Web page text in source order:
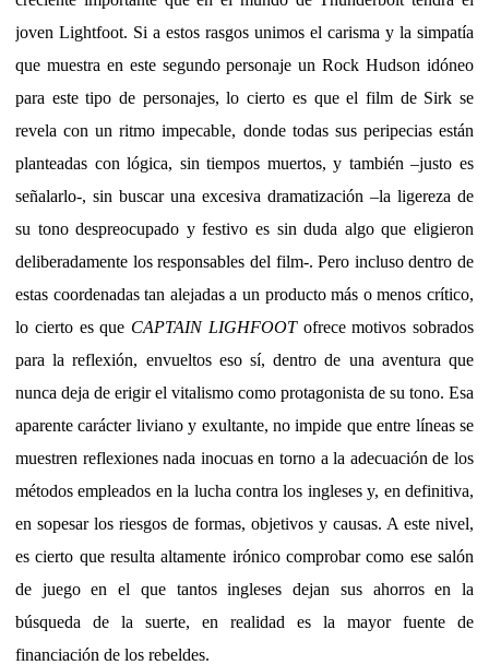
joven Lightfoot. Si a estos rasgos unimos el carisma y la simpatía
que muestra en este segundo personaje un Rock Hudson idóneo
para este tipo de personajes, lo cierto es que el film de Sirk se
revela con un ritmo impecable, donde todas sus peripecias están
planteadas con lógica, sin tiempos muertos, y también –justo es
señalarlo-, sin buscar una excesiva dramatización –la ligereza de
su tono despreocupado y festivo es sin duda algo que eligieron
deliberadamente los responsables del film-. Pero incluso dentro de
estas coordenadas tan alejadas a un producto más o menos crítico,
lo cierto es que CAPTAIN LIGHFOOTofrece motivos sobrados
para la reflexión, envueltos eso sí, dentro de una aventura que
nunca deja de erigir el vitalismo como protagonista de su tono. Esa
aparente carácter liviano y exultante, no impide que entre líneas se
muestren reflexiones nada inocuas en torno a la adecuación de los
métodos empleados en la lucha contra los ingleses y, en definitiva,
en sopesar los riesgos de formas, objetivos y causas. A este nivel,
es cierto que resulta altamente irónico comprobar como ese salón
de juego en el que tantos ingleses dejan sus ahorros en la
búsqueda de la suerte, en realidad es la mayor fuente de
financiación de los rebeldes.